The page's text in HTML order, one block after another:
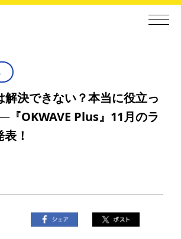
解決できない？本当に役立っ
『OKWAVE Plus』11月のラ
！